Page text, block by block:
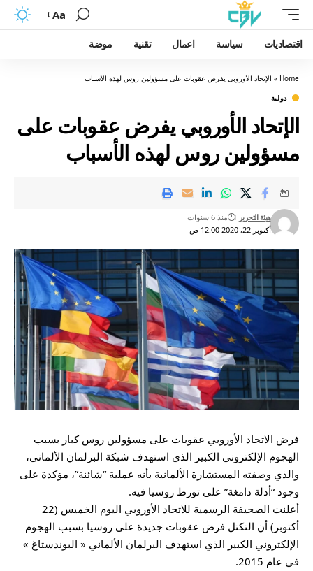
Aa
اقتصاديات سياسة اعمال تقنية موضة
Home
» الإتحاد الأوروبي يفرض عقوبات على مسؤولين روس لهذه الأسباب
دولية
الإتحاد الأوروبي يفرض عقوبات على
مسؤولين روس لهذه الأسباب
أكتوبر 22, 2020 12:00 ص
هيئة التحرير منذ 6 سنوات
فرض الاتحاد الأوروبي عقوبات على مسؤولين روس كبار بسبب
الهجوم الإلكتروني الكبير الذي استهدف شبكة البرلمان الألماني،
والذي وصفته المستشارة الألمانية بأنه عملية “شائنة”، مؤكدة على
وجود “أدلة دامغة” على تورط روسيا فيه.
أعلنت الصحيفة الرسمية للاتحاد الأوروبي اليوم الخميس (22
أكتوبر) أن التكتل فرض عقوبات جديدة على روسيا بسبب الهجوم
الإلكتروني الكبير الذي استهدف البرلمان الألماني « البوندستاغ »
في عام 2015.